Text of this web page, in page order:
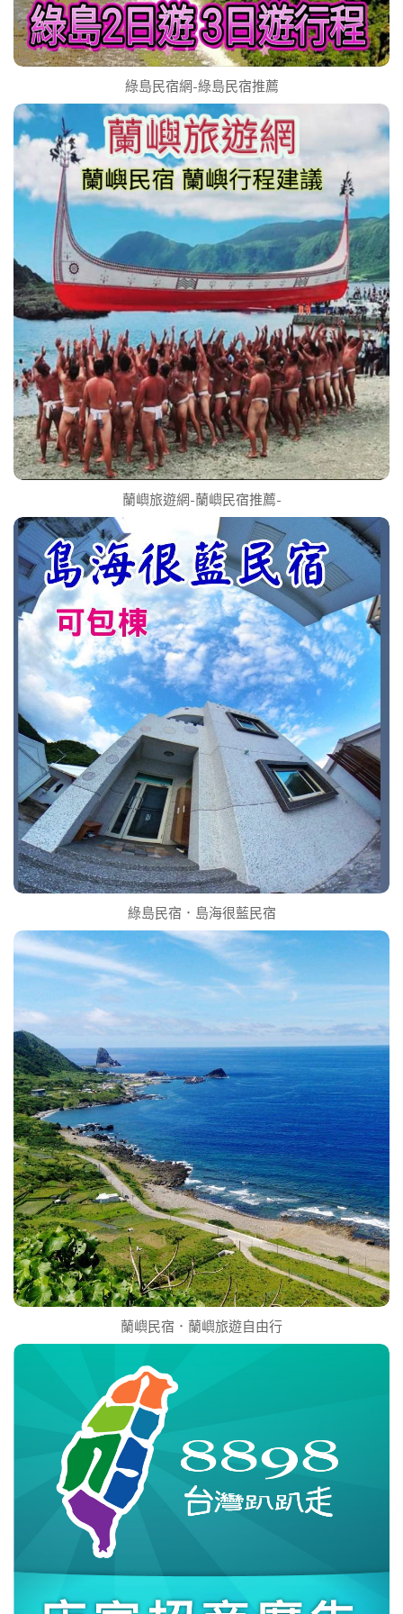
綠島民宿網-綠島民宿推薦
蘭嶼旅遊網-蘭嶼民宿推薦-
綠島民宿．島海很藍民宿
蘭嶼民宿．蘭嶼旅遊自由行